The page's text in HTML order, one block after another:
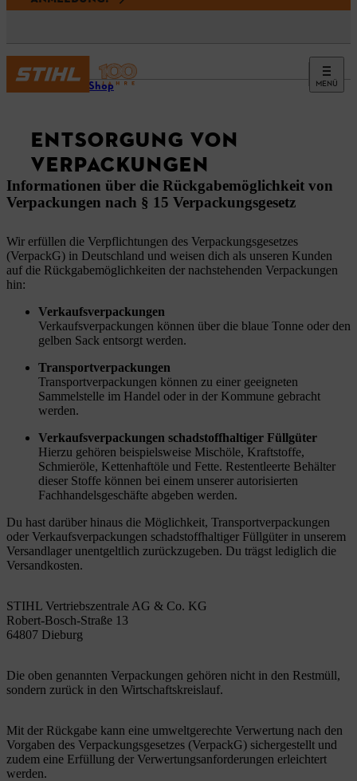
MENÜ
Online-Shop
ENTSORGUNG VON
VERPACKUNGEN
Informationen über die Rückgabemöglichkeit von
Verpackungen nach § 15 Verpackungsgesetz
Wir erfüllen die Verpflichtungen des Verpackungsgesetzes
(VerpackG) in Deutschland und weisen dich als unseren Kunden
auf die Rückgabemöglichkeiten der nachstehenden Verpackungen
hin:
Verkaufsverpackungen
Verkaufsverpackungen können über die blaue Tonne oder den
gelben Sack entsorgt werden.
Transportverpackungen
Transportverpackungen können zu einer geeigneten
Sammelstelle im Handel oder in der Kommune gebracht
werden.
Verkaufsverpackungen schadstoffhaltiger Füllgüter
Hierzu gehören beispielsweise Mischöle, Kraftstoffe,
Schmieröle, Kettenhaftöle und Fette. Restentleerte Behälter
dieser Stoffe können bei einem unserer autorisierten
Fachhandelsgeschäfte abgeben werden.
Du hast darüber hinaus die Möglichkeit, Transportverpackungen
oder Verkaufsverpackungen schadstoffhaltiger Füllgüter in unserem
Versandlager unentgeltlich zurückzugeben. Du trägst lediglich die
Versandkosten.
STIHL Vertriebszentrale AG & Co. KG
Robert-Bosch-Straße 13
64807 Dieburg
Die oben genannten Verpackungen gehören nicht in den Restmüll,
sondern zurück in den Wirtschaftskreislauf.
Mit der Rückgabe kann eine umweltgerechte Verwertung nach den
Vorgaben des Verpackungsgesetzes (VerpackG) sichergestellt und
zudem eine Erfüllung der Verwertungsanforderungen erleichtert
werden.